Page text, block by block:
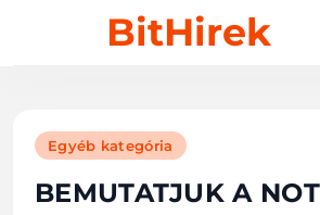
BitHirek
Egyéb kategória
BEMUTATJUK A